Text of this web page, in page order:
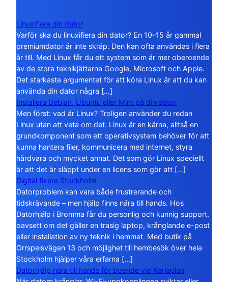
Linuxifiera din dator
Varför ska du linuxifiera din dator? En 10–15 år gammal
premiumdator är inte skräp. Den kan ofta användas i flera
år till. Med Linux får du ett system som är mer oberoende
av de stora teknikjättarna Google, Microsoft och Apple.
Det starkaste argumentet för att köra Linux är att du kan
använda din dator några […]
Installera Debian, Ubuntu eller Mint på din dator
Men först: vad är Linux? Troligen använder du redan
Linux utan att veta om det. Linux är en kärna, alltså en
grundkomponent som ett operativsystem behöver för att
kunna hantera filer, kommunicera med internet, styra
hårdvara och mycket annat. Det som gör Linux speciellt
är att det är släppt under en licens som gör att […]
Digital fixare Stockholm
Datorproblem kan vara både frustrerande och
tidskrävande – men hjälp finns nära till hands. Hos
Datorhjälp i Bromma får du personlig och kunnig support,
oavsett om det gäller en trasig laptop, krånglande e-post
eller installation av ny teknik i hemmet. Med butik på
Orrspelsvägen 13 och möjlighet till hembesök över hela
Stockholm hjälper våra erfarna […]
Datorhjälp nära till hands för boende vid Karlaplan